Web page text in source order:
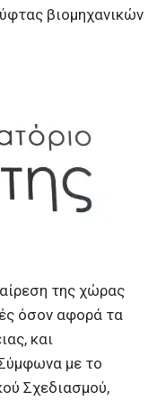
βιομηχανικών
της χώρας
όσον αφορά τα
και
με το
Σχεδιασμού,